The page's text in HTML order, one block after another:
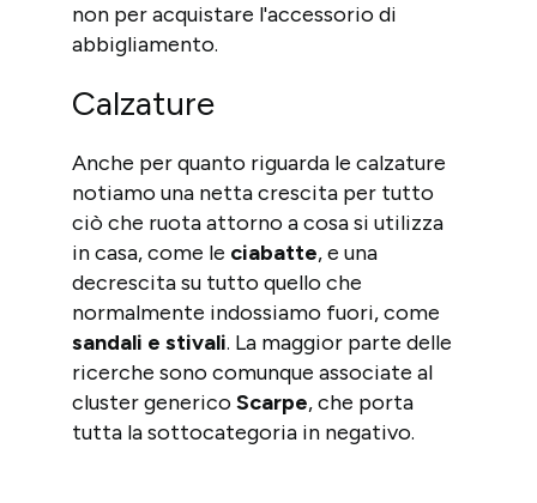
non per acquistare l'accessorio di
abbigliamento.
Calzature
Anche per quanto riguarda le calzature
notiamo una netta crescita per tutto
ciò che ruota attorno a cosa si utilizza
in casa, come le ciabatte, e una
decrescita su tutto quello che
normalmente indossiamo fuori, come
sandali e stivali. La maggior parte delle
ricerche sono comunque associate al
cluster generico Scarpe, che porta
tutta la sottocategoria in negativo.